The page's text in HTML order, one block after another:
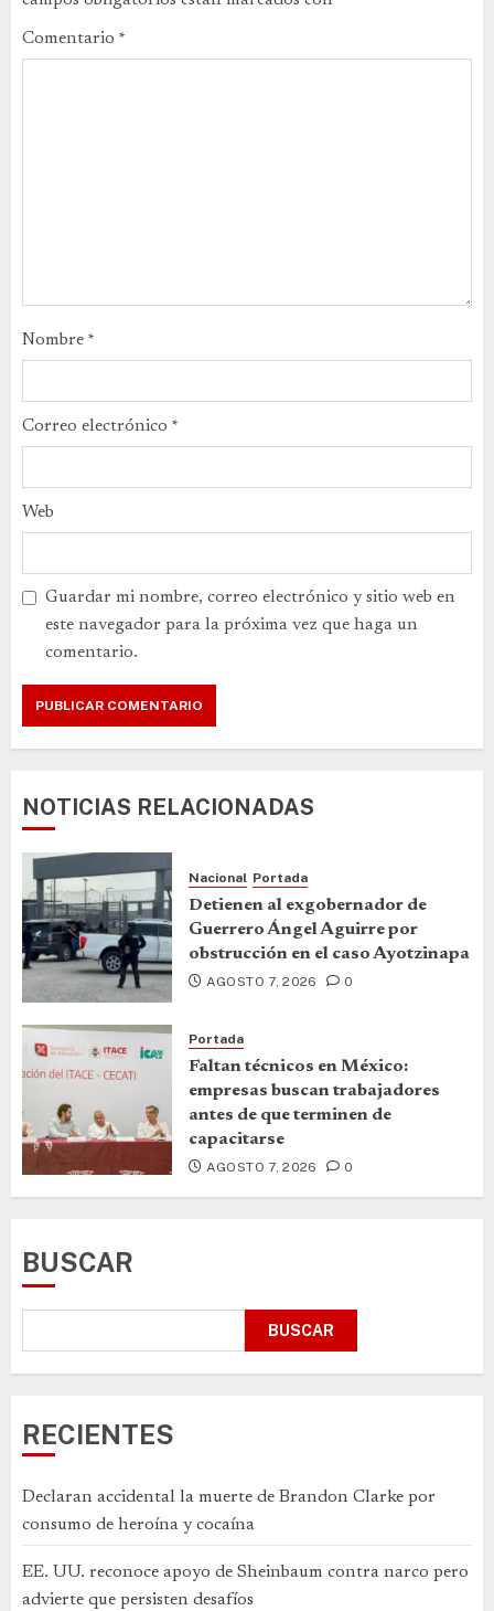
Comentario *
Nombre *
Correo electrónico *
Web
Guardar mi nombre, correo electrónico y sitio web en
este navegador para la próxima vez que haga un
comentario.
NOTICIAS RELACIONADAS
Nacional Portada
Detienen al exgobernador de
Guerrero Ángel Aguirre por
obstrucción en el caso Ayotzinapa
AGOSTO 7, 2026 0
Portada
Faltan técnicos en México:
empresas buscan trabajadores
antes de que terminen de
capacitarse
AGOSTO 7, 2026 0
BUSCAR
BUSCAR
RECIENTES
Declaran accidental la muerte de Brandon Clarke por
consumo de heroína y cocaína
EE. UU. reconoce apoyo de Sheinbaum contra narco pero
advierte que persisten desafíos